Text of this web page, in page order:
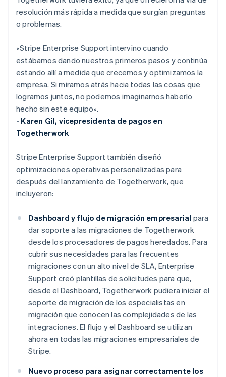
resolución más rápida a medida que surgían preguntas
o problemas.
«Stripe Enterprise Support intervino cuando
estábamos dando nuestros primeros pasos y continúa
estando allí a medida que crecemos y optimizamos la
empresa. Si miramos atrás hacia todas las cosas que
logramos juntos, no podemos imaginarnos haberlo
hecho sin este equipo».
- Karen Gil, vicepresidenta de pagos en
Togetherwork
Stripe Enterprise Support también diseñó
optimizaciones operativas personalizadas para
después del lanzamiento de Togetherwork, que
incluyeron:
Dashboard y flujo de migración empresarial para
dar soporte a las migraciones de Togetherwork
desde los procesadores de pagos heredados. Para
cubrir sus necesidades para las frecuentes
migraciones con un alto nivel de SLA, Enterprise
Support creó plantillas de solicitudes para que,
desde el Dashboard, Togetherwork pudiera iniciar el
soporte de migración de los especialistas en
migración que conocen las complejidades de las
integraciones. El flujo y el Dashboard se utilizan
ahora en todas las migraciones empresariales de
Stripe.
Nuevo proceso para asignar correctamente los